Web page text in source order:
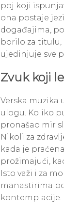
poj koji
ona postaje
događajima,
borilo za titulu,
ujedinjuje sve
Zvuk koji
Verska muzika
ulogu. Koliko
pronašao mir
Nikoli za
kada je
prožimajući,
Isto važi i za
manastirima
kontemplacije.